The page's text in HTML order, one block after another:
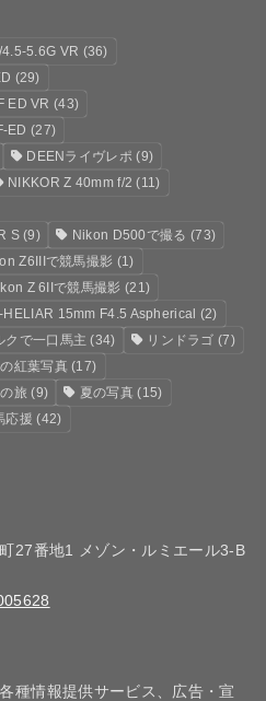
5.6G VR (36)
(29)
ED VR (43)
ED (27)
DEENライヴレポ (9)
NIKKOR Z 40mm f/2 (11)
S(9) Nikon D500で撮る (73)
Z6IIIで競馬撮影 (1)
Z 6IIで競馬撮影 (21)
HELIAR 15mm F4.5 Aspherical (2)
クで一口馬主 (34) リンドラゴ (7)
紅葉写真 (17)
旅 (9) 夏の写真 (15)
応援 (42)
27番地1 メゾン・ルミエール3-B
種情報提供サービス、広告・宣